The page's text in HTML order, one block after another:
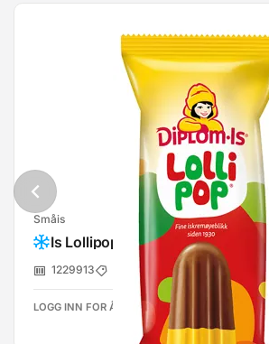
Småis
Is Lollipop 0,063l Diplom-Is
1229913 Diplom-Is
LOGG INN FOR Å SE PRISER